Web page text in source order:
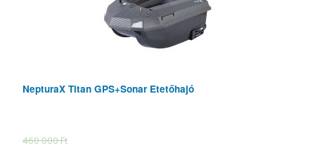
NepturaX Titan GPS+Sonar Etetőhajó
460 000Ft